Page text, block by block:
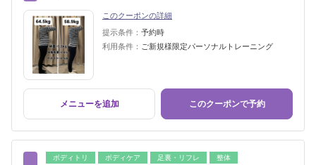
このクーポンの詳細
提示条件： 予約時
利用条件： ご新規様限定パーソナルトレーニング
メニューを追加 このクーポンで予約
ボディトリ ボディケア 足裏・リフレ
整体